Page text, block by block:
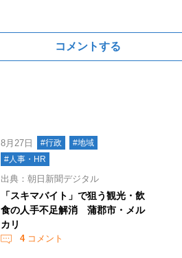
コメントする
8月27日 #行政
#地域
#人事・HR
出典：朝日新聞デジタル
「スキマバイト」で狙う観光・飲
食の人手不足解消 蒲郡市・メル
カリ
4コメント